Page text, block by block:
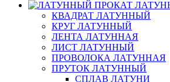
КВАДРАТ ЛАТУННЫЙ
КРУГ ЛАТУННЫЙ
ЛЕНТА ЛАТУННАЯ
ЛИСТ ЛАТУННЫЙ
ПРОВОЛОКА ЛАТУННАЯ
ПРУТОК ЛАТУННЫЙ
СПЛАВ ЛАТУНИ